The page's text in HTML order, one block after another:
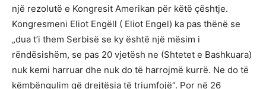
një rezolutë e Kongresit Amerikan për këtë çështje.
Kongresmeni Eliot Engëll ( Eliot Engel) ka pas thënë se
„dua t’i them Serbisë se ky është një mësim i
rëndësishëm, se pas 20 vjetësh ne (Shtetet e Bashkuara)
nuk kemi harruar dhe nuk do të harrojmë kurrë. Ne do të
këmbëngulim që drejtësia të triumfojë“. Por në 26